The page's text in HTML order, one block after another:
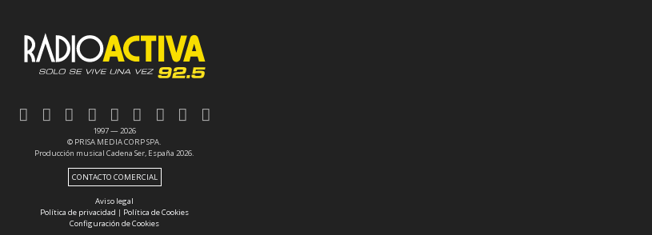
1997 — 2026
© PRISA MEDIA CORP SPA.
Producción musical Cadena Ser, España 2026.
CONTACTO COMERCIAL
Aviso legal
Política de privacidad | Política de Cookies
Configuración de Cookies